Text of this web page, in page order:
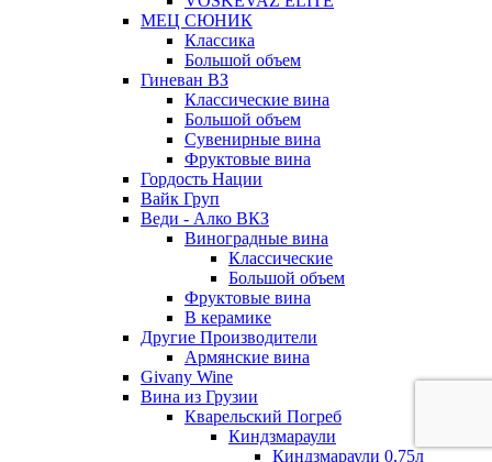
МЕЦ СЮНИК
Классика
Большой объем
Гиневан ВЗ
Классические вина
Большой объем
Сувенирные вина
Фруктовые вина
Гордость Нации
Вайк Груп
Веди - Алко ВКЗ
Виноградные вина
Классические
Большой объем
Фруктовые вина
В керамике
Другие Производители
Армянские вина
Givany Wine
Вина из Грузии
Кварельский Погреб
Киндзмараули
Киндзмараули 0,75л